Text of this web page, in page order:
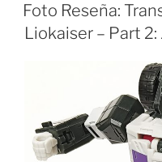
ON
Foto Reseña:
Liokaiser – Part 2: